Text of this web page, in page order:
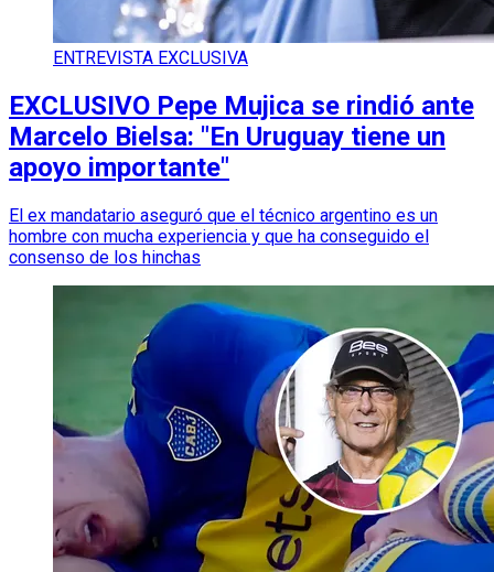
ENTREVISTA EXCLUSIVA
EXCLUSIVO Pepe Mujica se rindió ante
Marcelo Bielsa: "En Uruguay tiene un
apoyo importante"
El ex mandatario aseguró que el técnico argentino es un
hombre con mucha experiencia y que ha conseguido el
consenso de los hinchas